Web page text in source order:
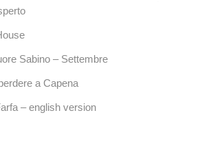
Sabino – Settembre
a Capena
– english version